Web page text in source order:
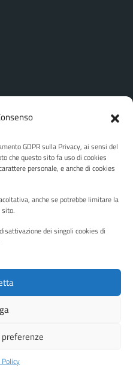
GDPR sulla Privacy, ai sensi del
che questo sito fa uso di cookies
personale, e anche di cookies
anche se potrebbe limitare la
sito.
dei singoli cookies di